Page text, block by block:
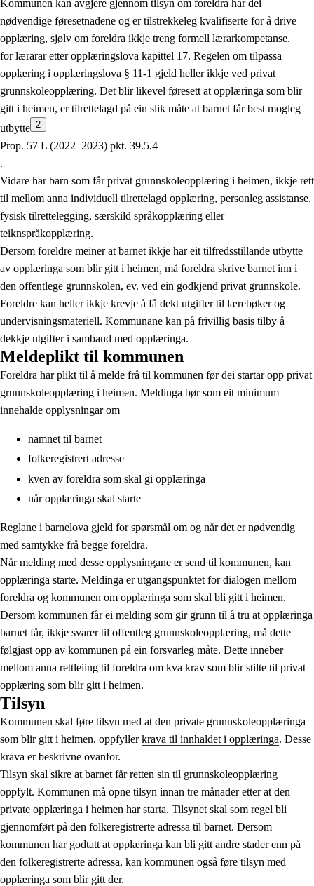
Kommunen kan avgjere gjennom tilsyn om foreldra har dei
nødvendige føresetnadene og er tilstrekkeleg kvalifiserte for å drive
opplæring, sjølv om foreldra ikkje treng formell lærarkompetanse.
for lærarar etter opplæringslova kapittel 17. Regelen om tilpassa
opplæring i opplæringslova § 11-1 gjeld heller ikkje ved privat
grunnskoleopplæring. Det blir likevel føresett at opplæringa som blir
gitt i heimen, er tilrettelagd på ein slik måte at barnet får best mogleg
utbytte 2
Prop. 57 L (2022–2023) pkt. 39.5.4
.
Vidare har barn som får privat grunnskoleopplæring i heimen, ikkje rett
til mellom anna individuell tilrettelagd opplæring, personleg assistanse,
fysisk tilrettelegging, særskild språkopplæring eller
teiknspråkopplæring.
Dersom foreldre meiner at barnet ikkje har eit tilfredsstillande utbytte
av opplæringa som blir gitt i heimen, må foreldra skrive barnet inn i
den offentlege grunnskolen, ev. ved ein godkjend privat grunnskole.
Foreldre kan heller ikkje krevje å få dekt utgifter til lærebøker og
undervisningsmateriell. Kommunane kan på frivillig basis tilby å
dekkje utgifter i samband med opplæringa.
Meldeplikt til kommunen
Foreldra har plikt til å melde frå til kommunen før dei startar opp privat
grunnskoleopplæring i heimen. Meldinga bør som eit minimum
innehalde opplysningar om
namnet til barnet
folkeregistrert adresse
kven av foreldra som skal gi opplæringa
når opplæringa skal starte
Reglane i barnelova gjeld for spørsmål om og når det er nødvendig
med samtykke frå begge foreldra.
Når melding med desse opplysningane er send til kommunen, kan
opplæringa starte. Meldinga er utgangspunktet for dialogen mellom
foreldra og kommunen om opplæringa som skal bli gitt i heimen.
Dersom kommunen får ei melding som gir grunn til å tru at opplæringa
barnet får, ikkje svarer til offentleg grunnskoleopplæring, må dette
følgjast opp av kommunen på ein forsvarleg måte. Dette inneber
mellom anna rettleiing til foreldra om kva krav som blir stilte til privat
opplæring som blir gitt i heimen.
Tilsyn
Kommunen skal føre tilsyn med at den private grunnskoleopplæringa
som blir gitt i heimen, oppfyllerkrava til innhaldet i opplæringa. Desse
krava er beskrivne ovanfor.
Tilsyn skal sikre at barnet får retten sin til grunnskoleopplæring
oppfylt. Kommunen må opne tilsyn innan tre månader etter at den
private opplæringa i heimen har starta. Tilsynet skal som regel bli
gjennomført på den folkeregistrerte adressa til barnet. Dersom
kommunen har godtatt at opplæringa kan bli gitt andre stader enn på
den folkeregistrerte adressa, kan kommunen også føre tilsyn med
opplæringa som blir gitt der.